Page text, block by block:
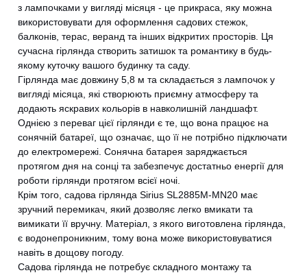
з лампочками у вигляді місяця - це прикраса, яку можна
використовувати для оформлення садових стежок,
балконів, терас, веранд та інших відкритих просторів. Ця
сучасна гірлянда створить затишок та романтику в будь-
якому куточку вашого будинку та саду.
Гірлянда має довжину 5,8 м та складається з лампочок у
вигляді місяца, які створюють приємну атмосферу та
додають яскравих кольорів в навколишній ландшафт.
Однією з переваг цієї гірлянди є те, що вона працює на
сонячній батареї, що означає, що її не потрібно підключати
до електромережі. Сонячна батарея заряджається
протягом дня на сонці та забезпечує достатньо енергії для
роботи гірлянди протягом всієї ночі.
Крім того, садова гірлянда Sirius SL2885M-MN20 має
зручний перемикач, який дозволяє легко вмикати та
вимикати її вручну. Матеріал, з якого виготовлена гірлянда,
є водонепроникним, тому вона може використовуватися
навіть в дощову погоду.
Садова гірлянда не потребує складного монтажу та